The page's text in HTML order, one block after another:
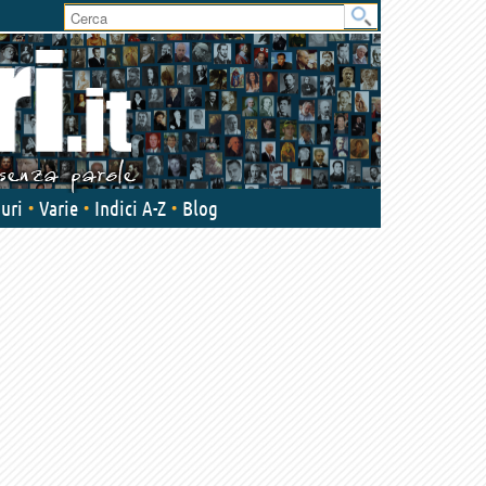
User
area
Varie Indici A-Z Blog